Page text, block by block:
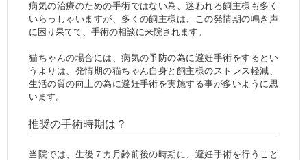
病気の治療のための手術ではない為、迷われる飼主様も多く
いらっしゃいますが、多くの飼主様は、この発情期の鳴き声
に困り果てて、手術の相談に来院されます。
猫ちゃんの場合には、病気の予防の為に避妊手術をするとい
うよりは、発情期の猫ちゃん自身と飼主様のストレス軽減、
生活の質の向上の為に避妊手術を実施する事が多いように思
います。
推奨の手術時期は？
当院では、生後７カ月齢前後の時期に、避妊手術を行うこと